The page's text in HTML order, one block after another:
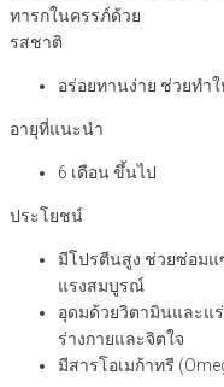
ทารกในครรภ์ด้วย
รสชาติ
อร่อยทานง่าย ช่วยทำ
อายุที่แนะนำ
6 เดือน ขึ้นไป
ประโยชน์
มีโปรตีนสูง​ ช่วยซ่อม
แรงสมบูรณ์​
อุดมด้วยวิตามินและแ
ร่างกายและจิตใจ
มีสาร​โอเมก้าทรี